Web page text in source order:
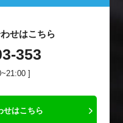
せはこちら
353
]
せはこちら